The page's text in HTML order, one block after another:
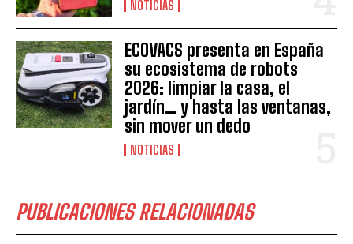
NOTICIAS
ECOVACS presenta en España
su ecosistema de robots
2026: limpiar la casa, el
jardín… y hasta las ventanas,
sin mover un dedo
NOTICIAS
PUBLICACIONES RELACIONADAS